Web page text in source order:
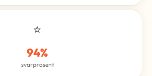
⭐
94%
svarprosent